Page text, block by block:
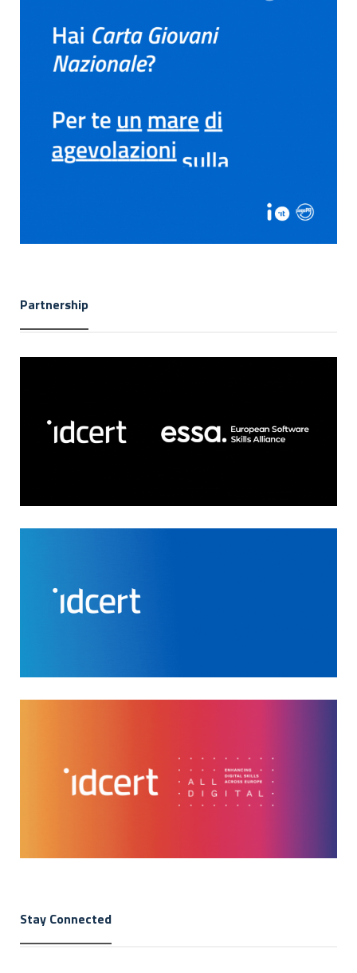
Partnership
Stay Connected